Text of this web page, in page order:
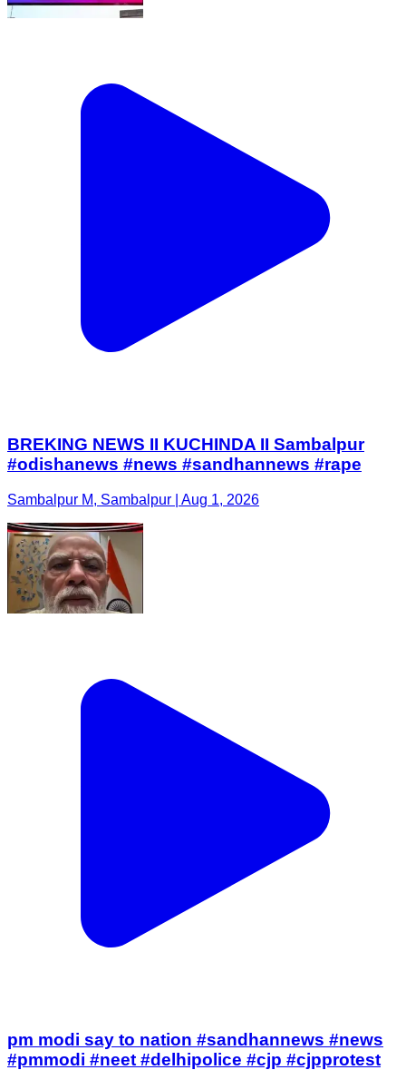
BREKING NEWS II KUCHINDA II Sambalpur
#odishanews #news #sandhannews #rape
Sambalpur M, Sambalpur | Aug 1, 2026
pm modi say to nation #sandhannews #news
#pmmodi #neet #delhipolice #cjp #cjpprotest